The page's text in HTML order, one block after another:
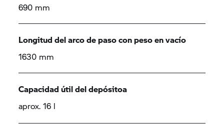
690 mm
Longitud del arco de paso con peso en vacío
1630 mm
Capacidad útil del depósitoa
aprox. 16 l